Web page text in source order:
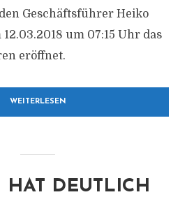
Geschäftsführer Heiko
um 07:15 Uhr das
eröffnet.
WEITERLESEN
HAT DEUTLICH